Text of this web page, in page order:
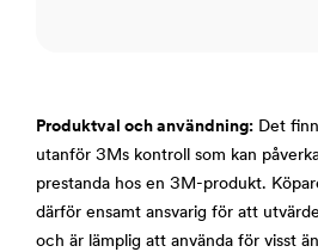
Produktval och användning: Det
utanför 3Ms kontroll som kan
prestanda hos en 3M-produkt.
därför ensamt ansvarig för att
och är lämplig att använda för visst